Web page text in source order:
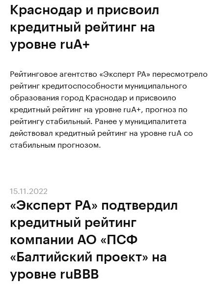
Краснодар и присвоил
кредитный рейтинг на
уровне ruА+
Рейтинговое агентство «Эксперт РА» пересмотрело
рейтинг кредитоспособности муниципального
образования город Краснодар и присвоило
кредитный рейтинг на уровне ruА+, прогноз по
рейтингу стабильный. Ранее у муниципалитета
действовал кредитный рейтинг на уровне ruА со
стабильным прогнозом.
«Эксперт РА» подтвердил
кредитный рейтинг
компании АО «ПСФ
«Балтийский проект» на
уровне ruBВВ
15.11.2022